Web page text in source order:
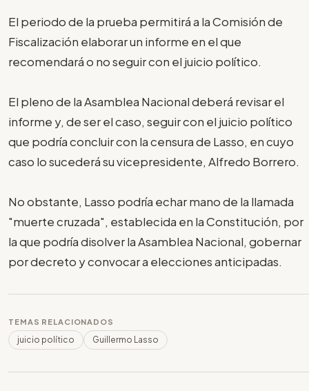
El periodo de la prueba permitirá a la Comisión de
Fiscalización elaborar un informe en el que
recomendará o no seguir con el juicio político.
El pleno de la Asamblea Nacional deberá revisar el
informe y, de ser el caso, seguir con el juicio político
que podría concluir con la censura de Lasso, en cuyo
caso lo sucederá su vicepresidente, Alfredo Borrero.
No obstante, Lasso podría echar mano de la llamada
"muerte cruzada", establecida en la Constitución, por
la que podría disolver la Asamblea Nacional, gobernar
por decreto y convocar a elecciones anticipadas.
TEMAS RELACIONADOS
juicio político Guillermo Lasso